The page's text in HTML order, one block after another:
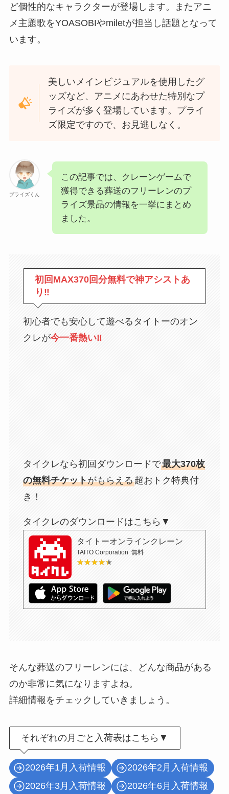
ど個性的なキャラクターが登場します。またアニ
メ主題歌をYOASOBIやmiletが担当し話題となって
います。
美しいメインビジュアルを使用したグ
ッズなど、アニメにあわせた特別なプ
ライズが多く登場しています。プライ
ズ限定ですので、お見逃しなく。
プライズくん
この記事では、クレーンゲームで
獲得できる葬送のフリーレンのプ
ライズ景品の情報を一挙にまとめ
ました。
初回MAX370回分無料で神アシストあ
り‼
初心者でも安心して遊べるタイトーのオン
クレが今一番熱い‼
タイクレなら初回ダウンロードで最大370枚
の無料チケットがもらえる超おトク特典付
き！
タイクレのダウンロードはこちら▼
タイトーオンラインクレーン
TAITO Corporation 無料
★★★★★
★★★★★
そんな葬送のフリーレンには、どんな商品がある
のか非常に気になりますよね。
詳細情報をチェックしていきましょう。
それぞれの月ごと入荷表はこちら▼
2026年1月入荷情報
2026年2月入荷情報
2026年3月入荷情報
2026年6月入荷情報